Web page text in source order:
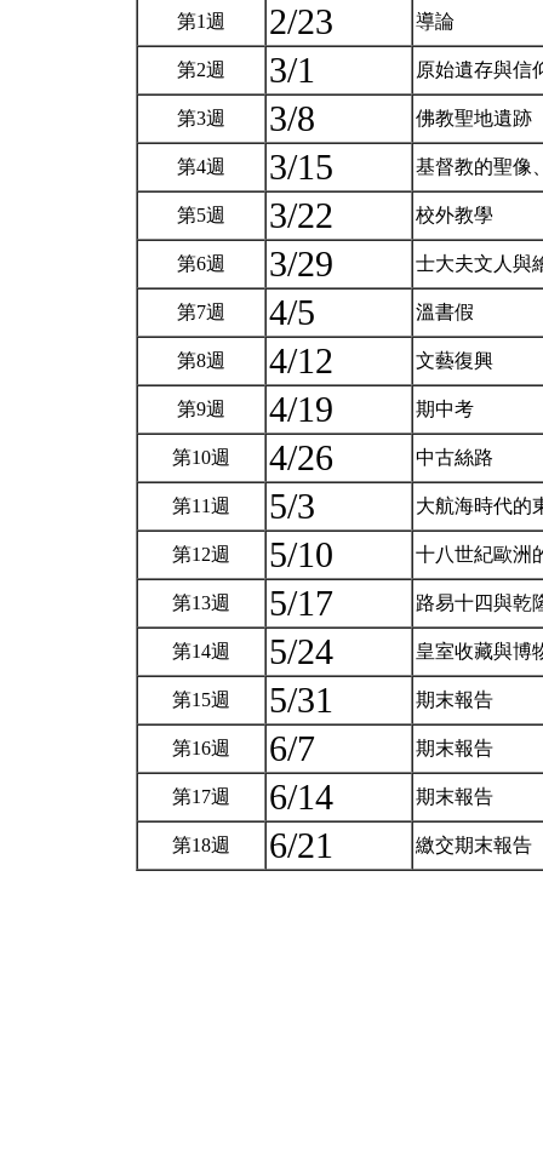
第1週 2/23 導論
第2週 3/1 原始遺存與信
第3週 3/8 佛教聖地遺跡
第4週 3/15 基督教的聖像
第5週 3/22 校外教學
第6週 3/29 士大夫文人與
第7週 4/5 溫書假
第8週 4/12 文藝復興
第9週 4/19 期中考
第10週 4/26 中古絲路
第11週 5/3 大航海時代的
第12週 5/10 十八世紀歐洲
第13週 5/17 路易十四與乾
第14週 5/24 皇室收藏與博
第15週 5/31 期末報告
第16週 6/7 期末報告
第17週 6/14 期末報告
第18週 6/21 繳交期末報告